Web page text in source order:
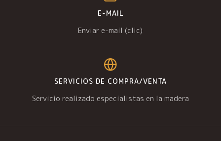
E-MAIL
Enviar e-mail (clic)
SERVICIOS DE COMPRA/VENTA
Servicio realizado especialistas en la madera